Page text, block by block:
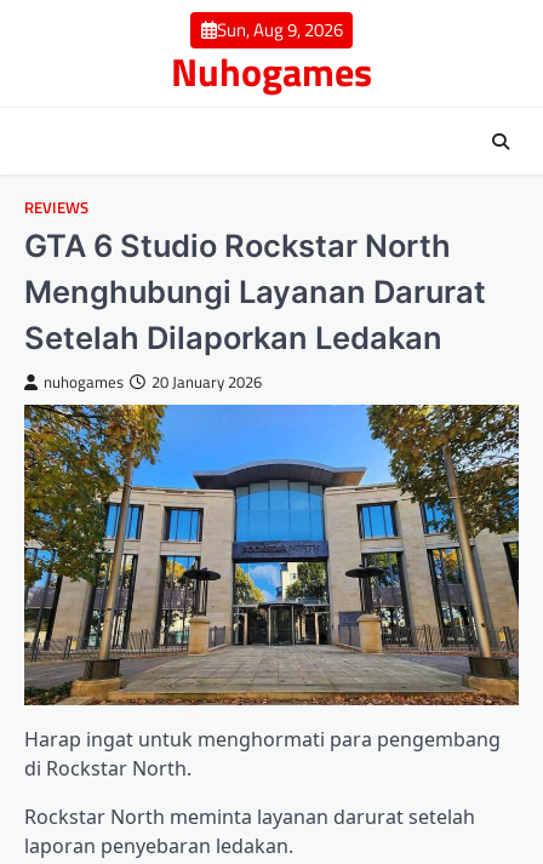
Sun, Aug 9, 2026
Nuhogames
REVIEWS
GTA 6 Studio Rockstar North
Menghubungi Layanan Darurat
Setelah Dilaporkan Ledakan
nuhogames 20 January 2026
Harap ingat untuk menghormati para pengembang
di Rockstar North.
Rockstar North meminta layanan darurat setelah
laporan penyebaran ledakan.